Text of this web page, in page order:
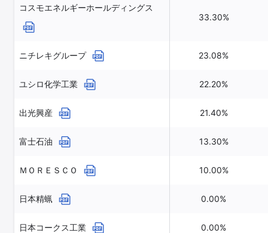
コスモエネルギーホールディングス
33.30%
ニチレキグループ 23.08%
ユシロ化学工業 22.20%
出光興産 21.40%
富士石油 13.30%
ＭＯＲＥＳＣＯ 10.00%
日本精蝋 0.00%
日本コークス工業 0.00%